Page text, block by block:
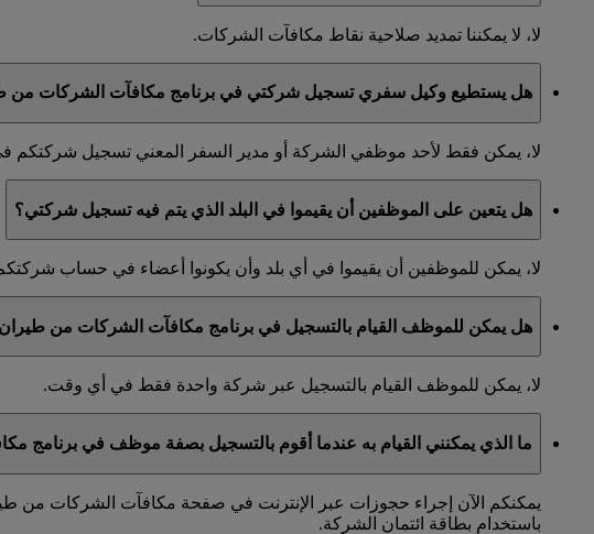
لا، لا يمكننا تمديد صلاحية نقاط مكافآت الشركات.
هل يستطيع وكيل سفري تسجيل شركتي في برنامج مكافآت الشركات من
لا، يمكن فقط لأحد موظفي الشركة أو مدير السفر المعني تسجيل شركتكم
هل يتعين على الموظفين أن يقيموا في البلد الذي يتم فيه تسجيل شركتي؟
لا، يمكن للموظفين أن يقيموا في أي بلد وأن يكونوا أعضاء في حساب
هل يمكن للموظف القيام بالتسجيل في برنامج مكافآت الشركات من
لا، يمكن للموظف القيام بالتسجيل عبر شركة واحدة فقط في أي وقت.
ما الذي يمكنني القيام به عندما أقوم بالتسجيل بصفة موظف في برنامج
يمكنكم الآن إجراء حجوزات عبر الإنترنت في صفحة مكافآت الشركات من
باستخدام بطاقة ائتمان الشركة.